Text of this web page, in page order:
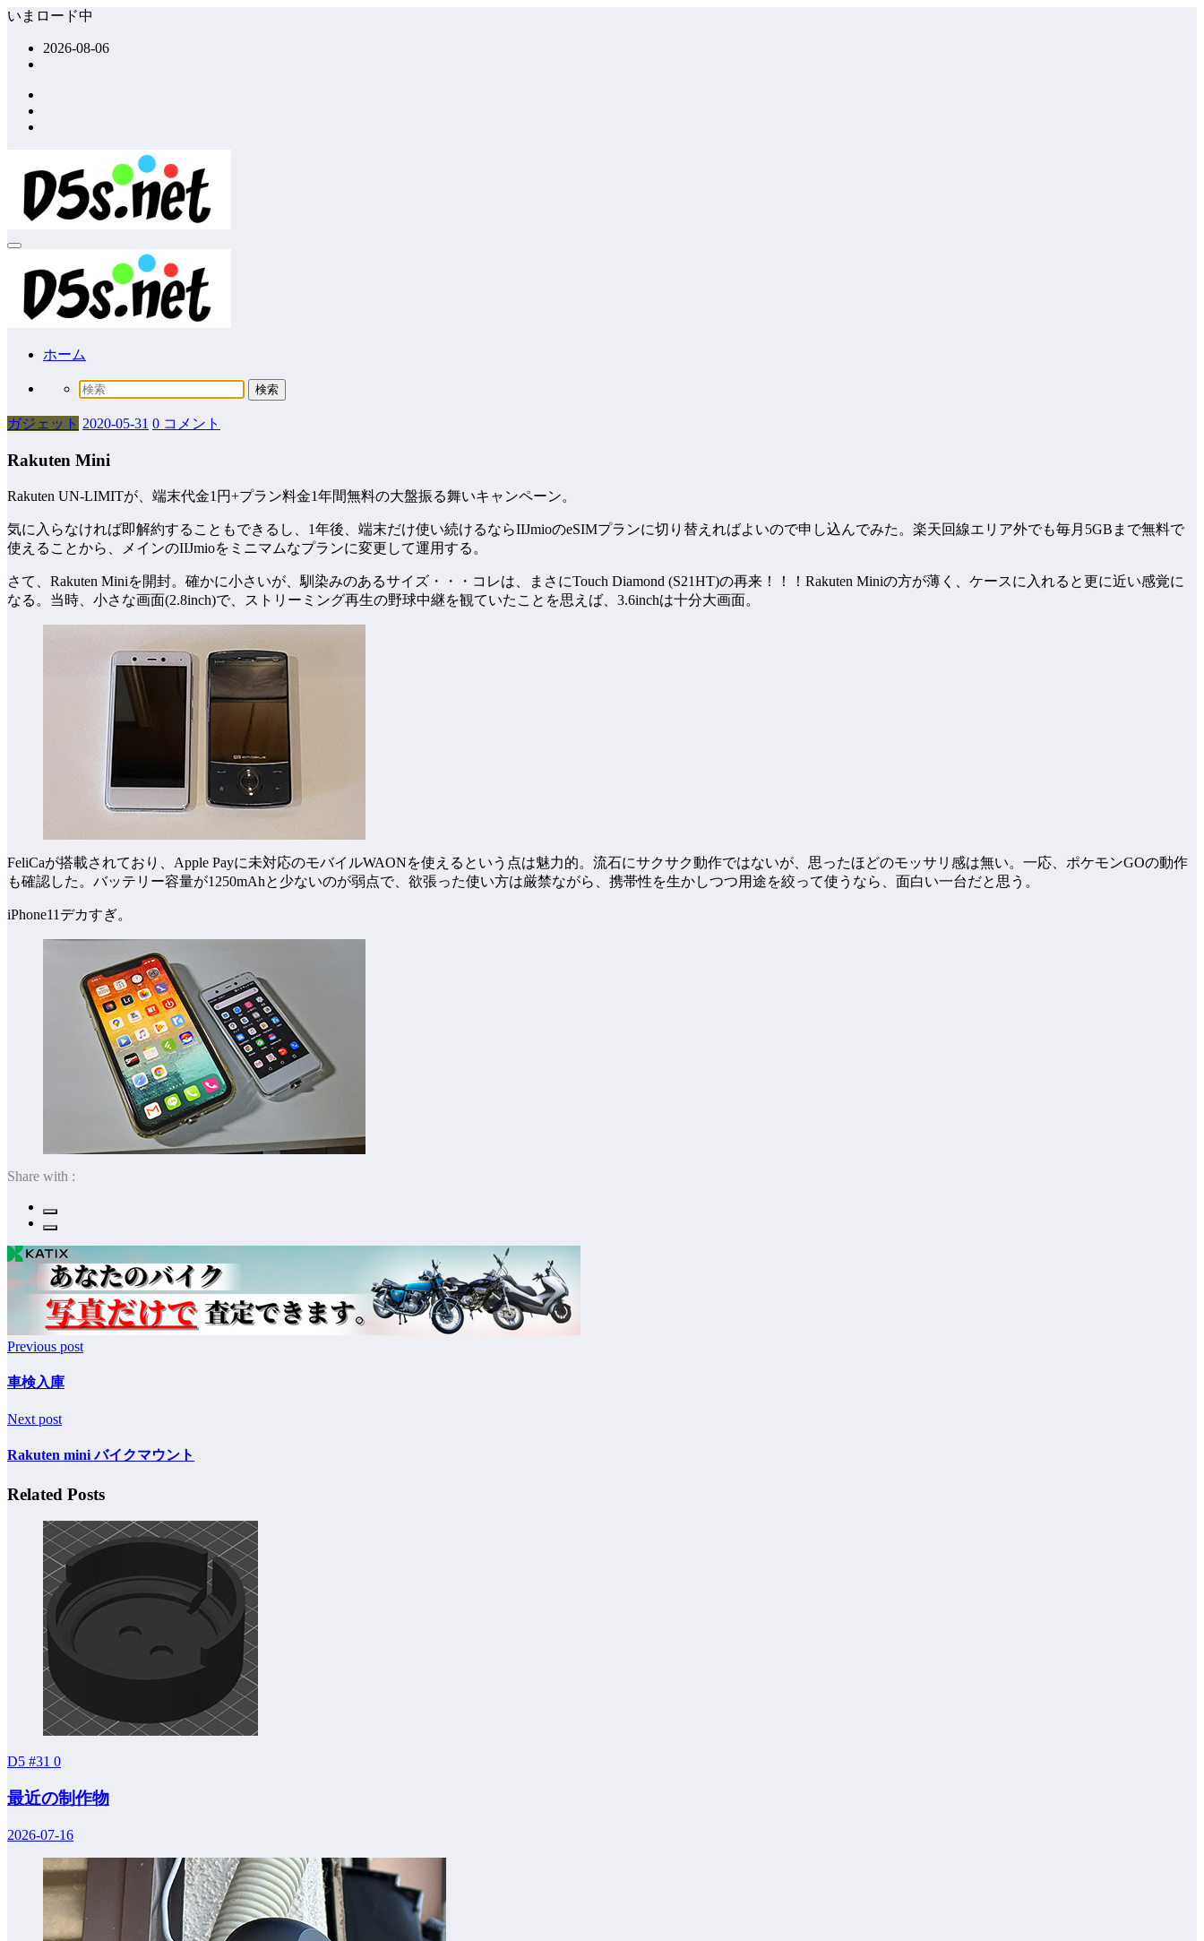
コ
いまロード中
2026-08-06
ホーム
ガジェット 2020-05-31 0 コメント
Rakuten Mini
Rakuten UN-LIMITが、端末代金1円+プラン料金1年間無料の大盤振る舞いキャンペーン。
気に入らなければ即解約することもできるし、1年後、端末だけ使い続けるならIIJmioのeSIMプランに切り替えればよいので申し込んでみた。楽天回線エリア外でも毎月5GBまで無料で
使えることから、メインのIIJmioをミニマムなプランに変更して運用する。
さて、Rakuten Miniを開封。確かに小さいが、馴染みのあるサイズ・・・コレは、まさにTouch Diamond (S21HT)の再来！！！Rakuten Miniの方が薄く、ケースに入れると更に近い感覚に
なる。当時、小さな画面(2.8inch)で、ストリーミング再生の野球中継を観ていたことを思えば、3.6inchは十分大画面。
FeliCaが搭載されており、Apple Payに未対応のモバイルWAONを使えるという点は魅力的。流石にサクサク動作ではないが、思ったほどのモッサリ感は無い。一応、ポケモンGOの動作
も確認した。バッテリー容量が1250mAhと少ないのが弱点で、欲張った使い方は厳禁ながら、携帯性を生かしつつ用途を絞って使うなら、面白い一台だと思う。
iPhone11デカすぎ。
Share with :
Previous post
車検入庫
Next post
Rakuten mini バイクマウント
Related Posts
D5 #31 0
最近の制作物
2026-07-16